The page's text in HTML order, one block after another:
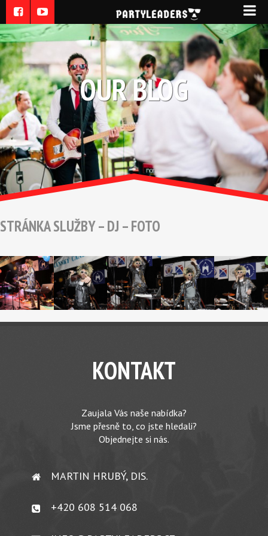
OUR BLOG
STRÁNKA SLUŽBY – DJ – FOTO
KONTAKT
Zaujala Vás naše nabídka?
Jsme přesně to, co jste hledali?
Objednejte si nás.
MARTIN HRUBÝ, DIS.
+420 608 514 068